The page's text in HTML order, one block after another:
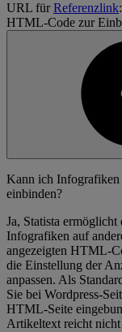
URL fürReferenzlink:
HTML-Code zur
Kann ich Infografiken
einbinden?
Ja, Statista
Infografiken auf
angezeigten HTML-
die Einstellung der
anpassen. Als
Sie bei Wordpress-
HTML-Seite
Artikeltext reicht nicht